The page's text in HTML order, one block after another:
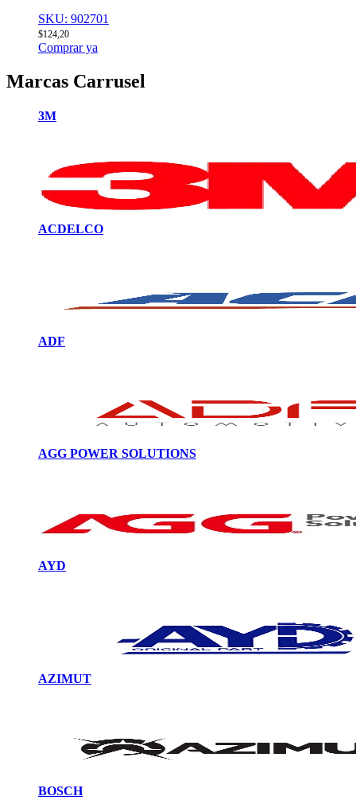
SKU: 902701
$124,20
Comprar ya
Marcas Carrusel
3M
ACDELCO
ADF
AGG POWER SOLUTIONS
AYD
AZIMUT
BOSCH